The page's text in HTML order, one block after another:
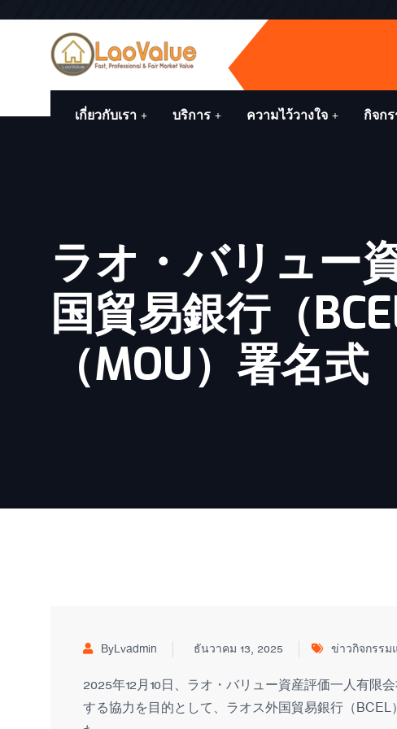
เกี่ยวกับเรา บริการ ความไว้วางใจ กิจก
ラオ・バリュー
国貿易銀行（
（MOU）署名式
ByLvadmin ธันวาคม 13, 2025 ข่าวกิจกรรม
2025年12月10日、ラオ・バリュー資産評価一人有限
する協力を目的として、ラオス外国貿易銀行（